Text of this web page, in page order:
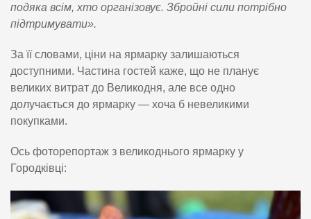
подяка всім, хто організовує. Збройні сили потрібно
підтримувати».
За її словами, ціни на ярмарку залишаються
доступними. Частина гостей каже, що не планує
великих витрат до Великодня, але все одно
долучається до ярмарку — хоча б невеликими
покупками.
Ось фоторепортаж з великоднього ярмарку у
Городківці: